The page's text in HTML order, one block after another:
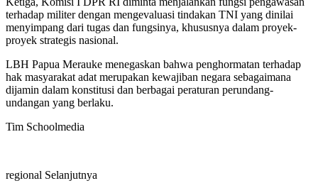
terhadap militer dengan mengevaluasi tindakan TNI yang dinilai
menyimpang dari tugas dan fungsinya, khususnya dalam proyek-
proyek strategis nasional.
LBH Papua Merauke menegaskan bahwa penghormatan terhadap
hak masyarakat adat merupakan kewajiban negara sebagaimana
dijamin dalam konstitusi dan berbagai peraturan perundang-
undangan yang berlaku.
Tim Schoolmedia
regional Selanjutnya